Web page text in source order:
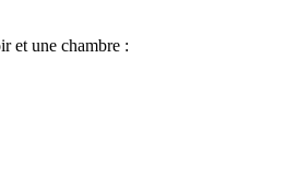
et une chambre :